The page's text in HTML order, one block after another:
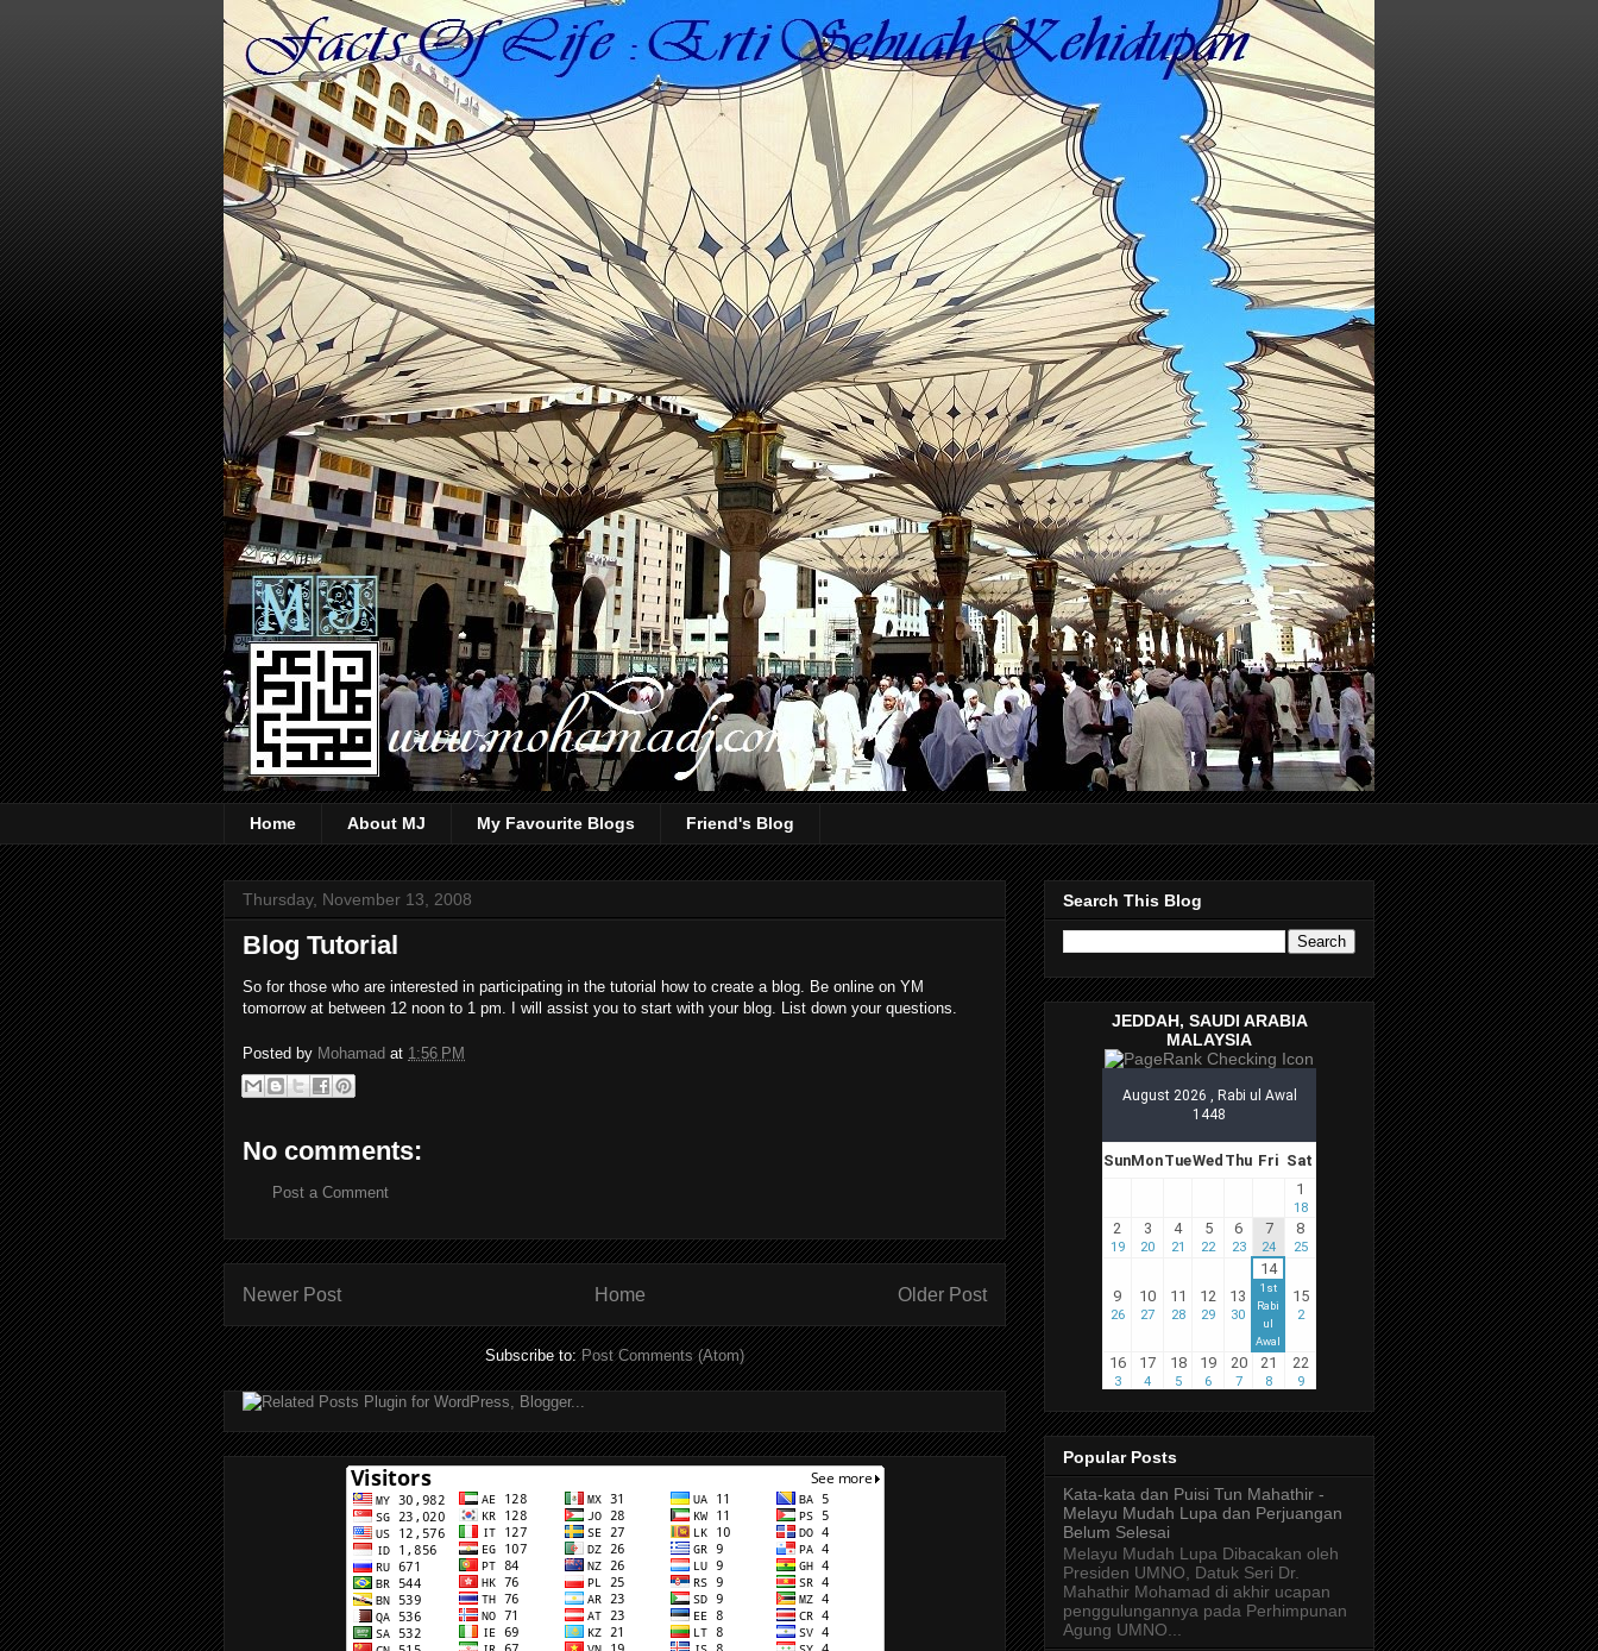
Home About MJ My Favourite Blogs Friend's Blog
Thursday, November 13, 2008
Blog Tutorial
So for those who are interested in participating in the tutorial how to create a blog. Be online on YM
tomorrow at between 12 noon to 1 pm. I will assist you to start with your blog. List down your questions.
Posted by Mohamad at 1:56 PM
No comments:
Post a Comment
Newer Post Older Post
Home
Subscribe to:Post Comments (Atom)
Search This Blog
JEDDAH, SAUDI ARABIA
MALAYSIA
Popular Posts
Kata-kata dan Puisi Tun Mahathir -
Melayu Mudah Lupa dan Perjuangan
Belum Selesai
Melayu Mudah Lupa Dibacakan oleh
Presiden UMNO, Datuk Seri Dr.
Mahathir Mohamad di akhir ucapan
penggulungannya pada Perhimpunan
Agung UMNO...